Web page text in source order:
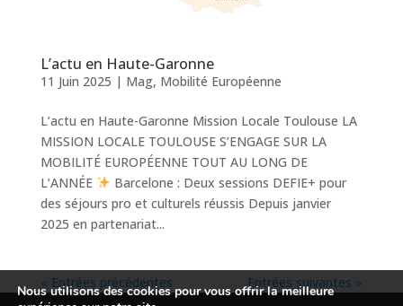
L’actu en Haute-Garonne
11 Juin 2025 | Mag, Mobilité Européenne
L’actu en Haute-Garonne Mission Locale Toulouse LA
MISSION LOCALE TOULOUSE S’ENGAGE SUR LA
MOBILITÉ EUROPÉENNE TOUT AU LONG DE
L’ANNÉE
Barcelone : Deux sessions DEFIE+ pour
des séjours pro et culturels réussis Depuis janvier
2025 en partenariat...
« Entrées précédentes Entrées suivantes »
Nous utilisons des cookies pour vous offrir la meilleure